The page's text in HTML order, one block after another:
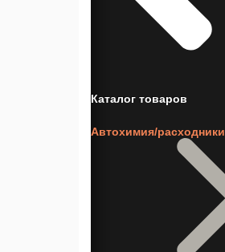
Каталог товаров
Автохимия/расходники